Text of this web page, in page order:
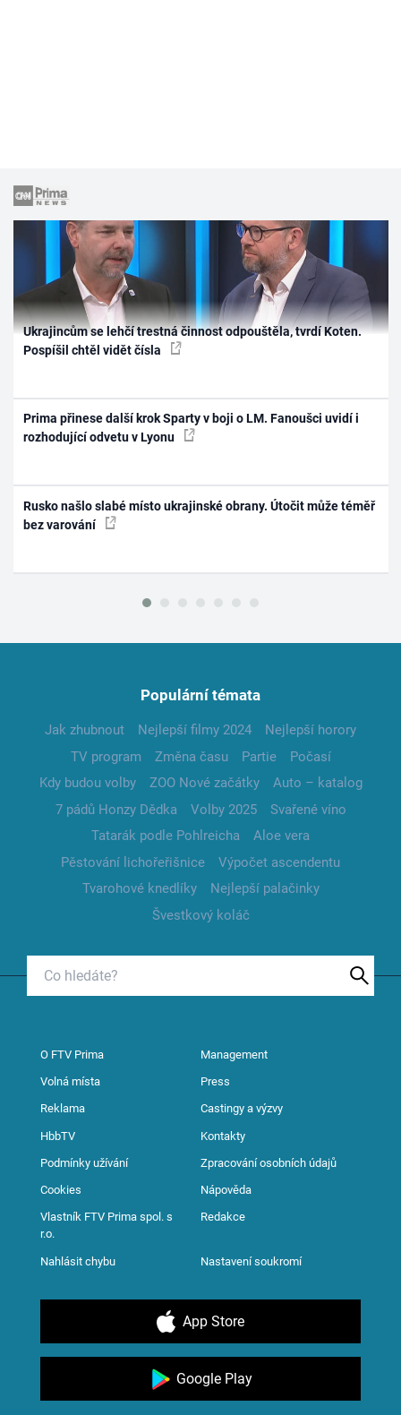
Ukrajincům se lehčí trestná činnost odpouštěla, tvrdí Koten.
Pospíšil chtěl vidět čísla
Prima přinese další krok Sparty v boji o LM. Fanoušci uvidí i
rozhodující odvetu v Lyonu
Rusko našlo slabé místo ukrajinské obrany. Útočit může téměř
bez varování
Populární témata
Jak zhubnout Nejlepší filmy 2024
Nejlepší horory
TV program
Změna času Partie
Počasí
Kdy budou volby
ZOO Nové začátky
Auto – katalog
7 pádů Honzy Dědka
Volby 2025
Svařené víno
Tatarák podle Pohlreicha
Aloe vera
Pěstování lichořeřišnice
Výpočet ascendentu
Tvarohové knedlíky
Nejlepší palačinky
Švestkový koláč
O FTV Prima Management
Volná místa Press
Reklama Castingy a výzvy
HbbTV Kontakty
Podmínky užívání Zpracování osobních údajů
Cookies Nápověda
Vlastník FTV Prima spol. s
r.o.
Redakce
Nahlásit chybu Nastavení soukromí
App Store
Google Play